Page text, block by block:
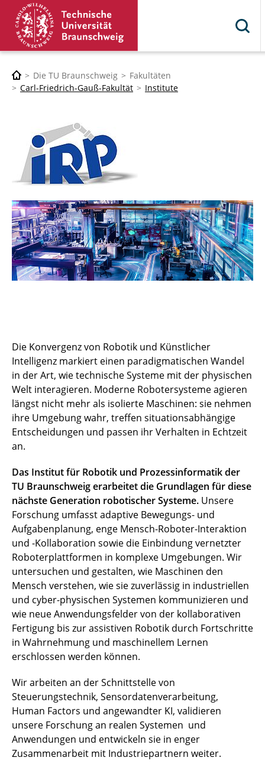
Die TU Braunschweig
Fakultäten
Carl-Friedrich-Gauß-Fakultät
Institute
Die Konvergenz von Robotik und Künstlicher
Intelligenz markiert einen paradigmatischen Wandel
in der Art, wie technische Systeme mit der physischen
Welt interagieren. Moderne Robotersysteme agieren
längst nicht mehr als isolierte Maschinen: sie nehmen
ihre Umgebung wahr, treffen situationsabhängige
Entscheidungen und passen ihr Verhalten in Echtzeit
an.
Das Institut für Robotik und Prozessinformatik der
TU Braunschweig erarbeitet die Grundlagen für diese
nächste Generation robotischer Systeme. Unsere
Forschung umfasst adaptive Bewegungs- und
Aufgabenplanung, enge Mensch-Roboter-Interaktion
und -Kollaboration sowie die Einbindung vernetzter
Roboterplattformen in komplexe Umgebungen. Wir
untersuchen und gestalten, wie Maschinen den
Mensch verstehen, wie sie zuverlässig in industriellen
und cyber-physischen Systemen kommunizieren und
wie neue Anwendungsfelder von der kollaborativen
Fertigung bis zur assistiven Robotik durch Fortschritte
in Wahrnehmung und maschinellem Lernen
erschlossen werden können.
Wir arbeiten an der Schnittstelle von
Steuerungstechnik, Sensordatenverarbeitung,
Human Factors und angewandter KI, validieren
unsere Forschung an realen Systemen und
Anwendungen und entwickeln sie in enger
Zusammenarbeit mit Industriepartnern weiter.